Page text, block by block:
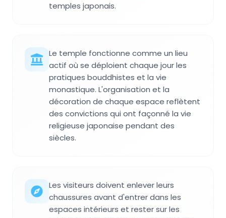
temples japonais.
Le temple fonctionne comme un lieu
actif où se déploient chaque jour les
pratiques bouddhistes et la vie
monastique. L'organisation et la
décoration de chaque espace reflètent
des convictions qui ont façonné la vie
religieuse japonaise pendant des
siècles.
Les visiteurs doivent enlever leurs
chaussures avant d'entrer dans les
espaces intérieurs et rester sur les